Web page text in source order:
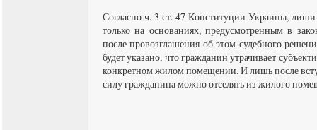
Согласно ч. 3 ст. 47 Конституции Украины,
только на основаниях, предусмотренным в
после провозглашения об этом судебного
будет указано, что гражданин утрачивает
конкретном жилом помещении. И лишь после
силу гражданина можно отселять из жилого